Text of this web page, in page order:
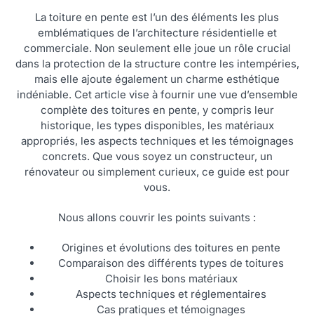
La toiture en pente est l’un des éléments les plus
emblématiques de l’architecture résidentielle et
commerciale. Non seulement elle joue un rôle crucial
dans la protection de la structure contre les intempéries,
mais elle ajoute également un charme esthétique
indéniable. Cet article vise à fournir une vue d’ensemble
complète des toitures en pente, y compris leur
historique, les types disponibles, les matériaux
appropriés, les aspects techniques et les témoignages
concrets. Que vous soyez un constructeur, un
rénovateur ou simplement curieux, ce guide est pour
vous.
Nous allons couvrir les points suivants :
Origines et évolutions des toitures en pente
Comparaison des différents types de toitures
Choisir les bons matériaux
Aspects techniques et réglementaires
Cas pratiques et témoignages